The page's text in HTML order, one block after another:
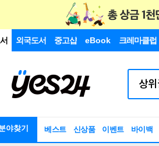
외국도서 중고샵 eBook 크레마클럽
야찾기 베스트 신상품 이벤트 바이백